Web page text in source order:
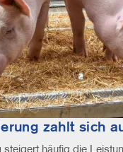
zahlt sich
steigert häufig die